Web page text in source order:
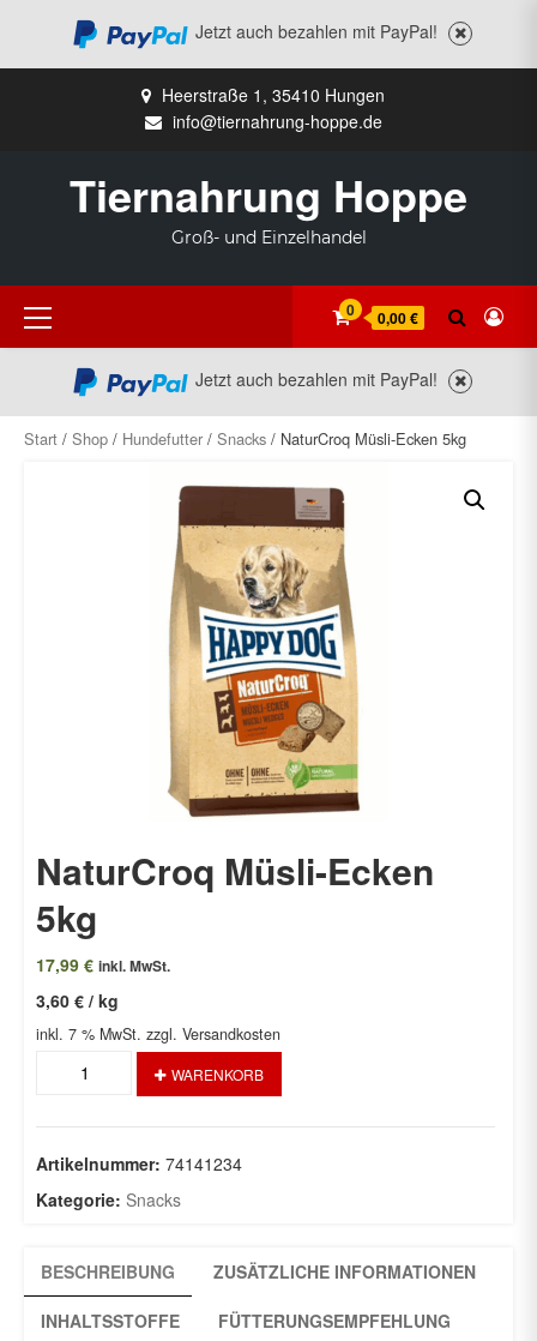
Jetzt auch bezahlen mit PayPal!
Heerstraße 1, 35410 Hungen
info@tiernahrung-hoppe.de
Tiernahrung Hoppe
Groß- und Einzelhandel
Primäres
Menü
0 0,00 €
Jetzt auch bezahlen mit PayPal!
Start / Shop / Hundefutter / Snacks / NaturCroq Müsli-Ecken 5kg
NaturCroq Müsli-Ecken
5kg
17,99 € inkl. MwSt.
3,60 € / kg
inkl. 7 % MwSt. zzgl. Versandkosten
Müsli-
5kg
Menge
WARENKORB
Artikelnummer: 74141234
Kategorie: Snacks
BESCHREIBUNG ZUSÄTZLICHE INFORMATIONEN
INHALTSSTOFFE FÜTTERUNGSEMPFEHLUNG